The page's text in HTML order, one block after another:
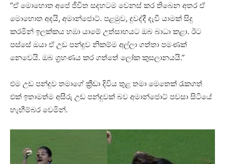
“ඒ මොහොත අපේ ජීවිත සදහටම වෙනස් කර තිබෙන අතර ඒ
මොහොත අදයි, අමාන්ජොට්. පළමුව, දුවද්දී දැවී යාමක් සිදු
කරමින් ඉලක්කය හඹා යාමේ උත්සාහයට ඔබ බාධා කළා. ඊට
පස්සේ ඔයා ඒ උඩ පන්දුව නිකම්ම අල්ලා ගත්තා පමණක්
නෙවෙයි. ඔබ ග්‍රහණය කර ගත්තේ ලෝක කුසලානයයි.”
එම උඩ පන්දුව තමාගේ ක්‍රීඩා දිවිය තුළ තමා මෙතෙක් රැකගත්
එක් ඉතාමත්ම අසීරු උඩ පන්දුවක් බව අමාන්ජොට් පවසා සිටියේ
හැඟීම්බර වෙමින්.